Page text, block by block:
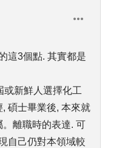
這3個點. 其實都是
或新鮮人選擇化工
碩士畢業後, 本來就
離職時的表達. 可
自己仍對本領域較